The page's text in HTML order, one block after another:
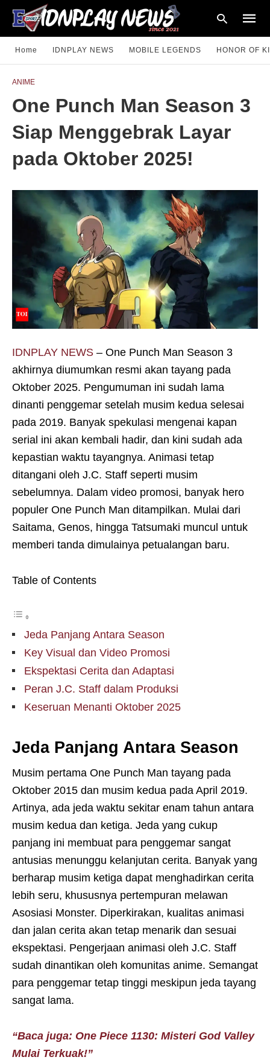
your
search
Home IDNPLAY NEWS MOBILE LEGENDS HONOR OF
ANIME
One Punch Man Season 3
Siap Menggebrak Layar
pada Oktober 2025!
IDNPLAY NEWS – One Punch Man Season 3
akhirnya diumumkan resmi akan tayang pada
Oktober 2025. Pengumuman ini sudah lama
dinanti penggemar setelah musim kedua selesai
pada 2019. Banyak spekulasi mengenai kapan
serial ini akan kembali hadir, dan kini sudah ada
kepastian waktu tayangnya. Animasi tetap
ditangani oleh J.C. Staff seperti musim
sebelumnya. Dalam video promosi, banyak hero
populer One Punch Man ditampilkan. Mulai dari
Saitama, Genos, hingga Tatsumaki muncul untuk
memberi tanda dimulainya petualangan baru.
Table of Contents
Jeda Panjang Antara Season
Key Visual dan Video Promosi
Ekspektasi Cerita dan Adaptasi
Peran J.C. Staff dalam Produksi
Keseruan Menanti Oktober 2025
Jeda Panjang Antara Season
Musim pertama One Punch Man tayang pada
Oktober 2015 dan musim kedua pada April 2019.
Artinya, ada jeda waktu sekitar enam tahun antara
musim kedua dan ketiga. Jeda yang cukup
panjang ini membuat para penggemar sangat
antusias menunggu kelanjutan cerita. Banyak yang
berharap musim ketiga dapat menghadirkan cerita
lebih seru, khususnya pertempuran melawan
Asosiasi Monster. Diperkirakan, kualitas animasi
dan jalan cerita akan tetap menarik dan sesuai
ekspektasi. Pengerjaan animasi oleh J.C. Staff
sudah dinantikan oleh komunitas anime. Semangat
para penggemar tetap tinggi meskipun jeda tayang
sangat lama.
“Baca juga: One Piece 1130: Misteri God Valley
Mulai Terkuak!”